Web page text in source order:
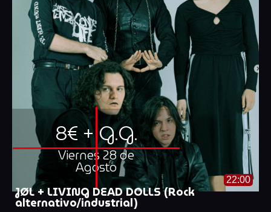
8€ + G.G.
Viernes 28 de
Agosto
22:00
JØL + LIVING DEAD DOLLS (Rock
alternativo/industrial)